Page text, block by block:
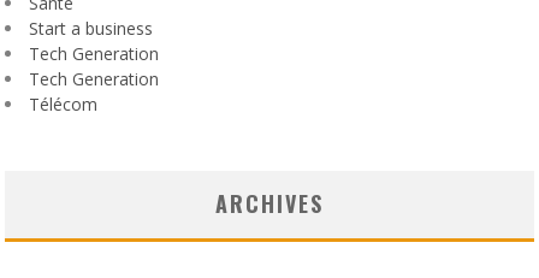
Start a business
Tech Generation
Tech Generation
Télécom
ARCHIVES